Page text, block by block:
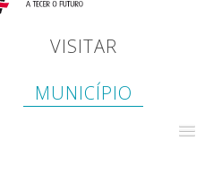
VISITAR
MUNICÍPIO